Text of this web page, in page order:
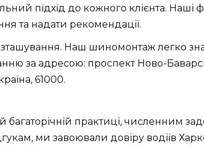
підхід до кожного клієнта. Наші
та надати рекомендації.
Наш шиномонтаж легко
за адресою: проспект Ново-
61000.
багаторічній практиці, численним
ми завоювали довіру водіїв